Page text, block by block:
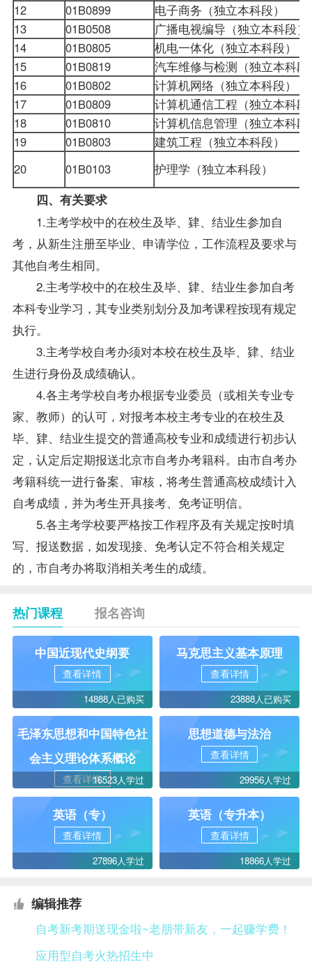
12 01B0899
电子商务（独立本科段）
13
01B0508
广播电视编导（独立本科段）
14
01B0805
机电一体化（独立本科段）
15
01B0819
汽车维修与检测（独立本科段
16
01B0802
计算机网络（独立本科段）
17
01B0809
计算机通信工程（独立本科段
18
01B0810
计算机信息管理（独立本科段
19
01B0803
建筑工程（独立本科段）
20
01B0103
护理学（独立本科段）
四、有关要求
1.主考学校中的在校生及毕、肄、结业生参加自
考，从新生注册至毕业、申请学位，工作流程及要求与
其他自考生相同。
2.主考学校中的在校生及毕、肄、结业生参加自考
本科专业学习，其专业类别划分及加考课程按现有规定
执行。
3.主考学校自考办须对本校在校生及毕、肄、结业
生进行身份及成绩确认。
4.各主考学校自考办根据专业委员（或相关专业专
家、教师）的认可，对报考本校主考专业的在校生及
毕、肄、结业生提交的普通高校专业和成绩进行初步认
定，认定后定期报送北京市自考办考籍科。由市自考办
考籍科统一进行备案、审核，将考生普通高校成绩计入
自考成绩，并为考生开具接考、免考证明信。
5.各主考学校要严格按工作程序及有关规定按时填
写、报送数据，如发现接、免考认定不符合相关规定
的，市自考办将取消相关考生的成绩。
热门课程 报名咨询
中国近现代史纲要
查看详情
14888人已购买
马克思主义基本原理
查看详情
23888人已购买
毛泽东思想和中国特色社
会主义理论体系概论
查看详情16523人学过
思想道德与法治
查看详情
29956人学过
英语（专）
查看详情
27896人学过
英语（专升本）
查看详情
18866人学过
编辑推荐
自考新考期送现金啦~老朋带新友，一起赚学费！
应用型自考火热招生中